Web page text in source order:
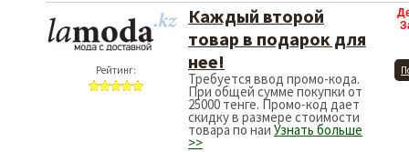
Рейтинг:
Каждый второй
товар в подарок для
нее!
Требуется ввод промо-кода.
При общей сумме покупки от
25000 тенге. Промо-код дает
скидку в размере стоимости
товара по наи Узнать больше
>>